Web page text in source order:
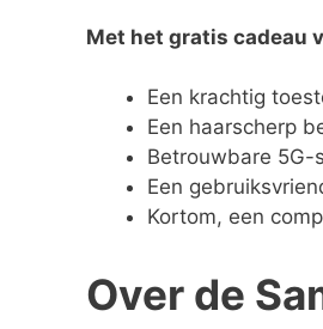
Met het gratis cadeau
Een krachtig
Een haarscherp
Betrouwbare 5G-
Een
Kortom, een
Over de